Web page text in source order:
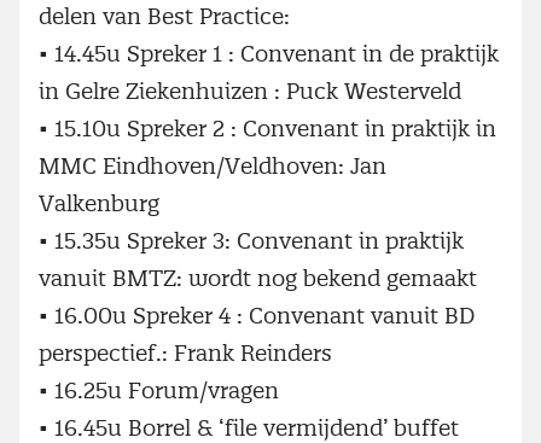
delen van Best Practice:
• 14.45u Spreker 1 : Convenant in de praktijk
in Gelre Ziekenhuizen : Puck Westerveld
• 15.10u Spreker 2 : Convenant in praktijk in
MMC Eindhoven/Veldhoven: Jan
Valkenburg
• 15.35u Spreker 3: Convenant in praktijk
vanuit BMTZ: wordt nog bekend gemaakt
• 16.00u Spreker 4 : Convenant vanuit BD
perspectief.: Frank Reinders
• 16.25u Forum/vragen
• 16.45u Borrel & ‘file vermijdend’ buffet